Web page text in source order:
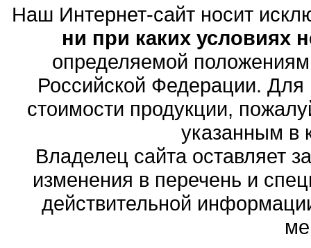
Наш Интернет-сайт носит
ни при каких условиях
определяемой
Российской Федерации.
стоимости продукции,
указанным в
Владелец сайта оставляет
изменения в перечень и
действительной